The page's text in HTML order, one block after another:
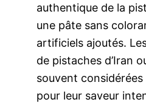
authentique de la
une pâte sans
artificiels ajoutés.
de pistaches d’Iran
souvent
pour leur saveur